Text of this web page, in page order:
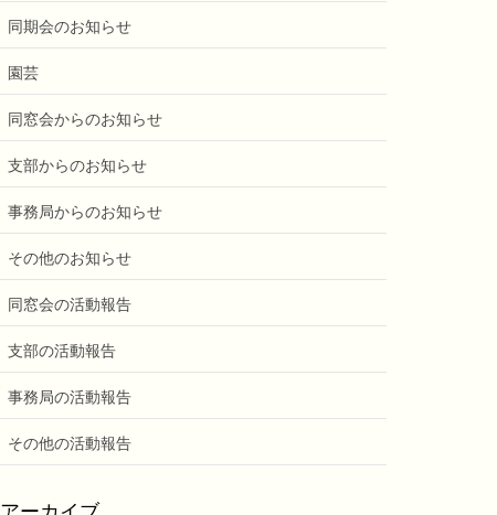
同期会のお知らせ
園芸
同窓会からのお知らせ
支部からのお知らせ
事務局からのお知らせ
その他のお知らせ
同窓会の活動報告
支部の活動報告
事務局の活動報告
その他の活動報告